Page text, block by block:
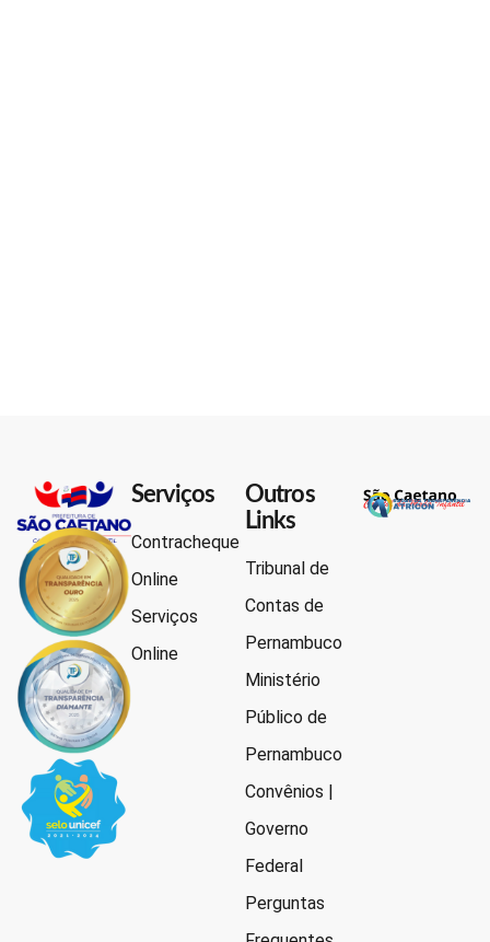
Serviços
Contracheque
Online
Serviços
Online
Outros
Links
Tribunal de
Contas de
Pernambuco
Ministério
Público de
Pernambuco
Convênios |
Governo
Federal
Perguntas